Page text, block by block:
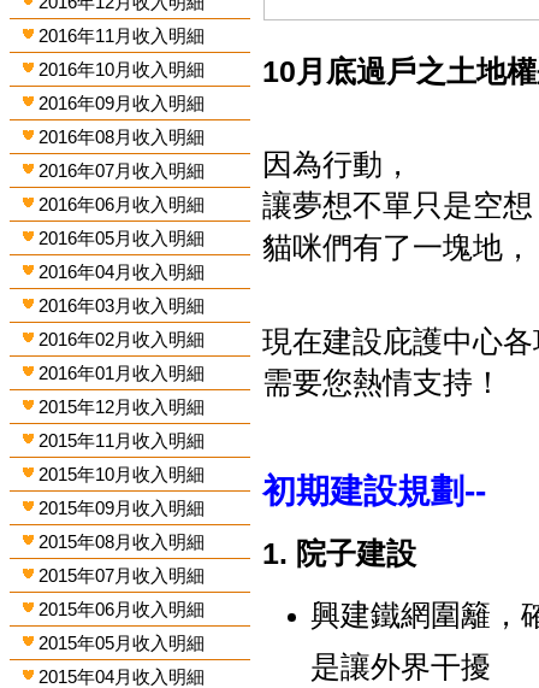
2016年11月收入明細
2016年10月收入明細
2016年09月收入明細
2016年08月收入明細
2016年07月收入明細
2016年06月收入明細
2016年05月收入明細
2016年04月收入明細
2016年03月收入明細
2016年02月收入明細
2016年01月收入明細
2015年12月收入明細
2015年11月收入明細
2015年10月收入明細
2015年09月收入明細
2015年08月收入明細
2015年07月收入明細
2015年06月收入明細
2015年05月收入明細
2015年04月收入明細
10月底過戶之土地
因為行動，
讓夢想不單只是空
貓咪們有了一塊地，
現在建設庇護中心
需要您熱情支持！
初期建設規劃--
1. 院子建設
興建鐵網圍籬，
是讓外界干擾